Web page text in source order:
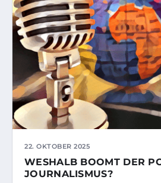
22. OKTOBER 2025
WESHALB BOOMT DER
JOURNALISMUS?